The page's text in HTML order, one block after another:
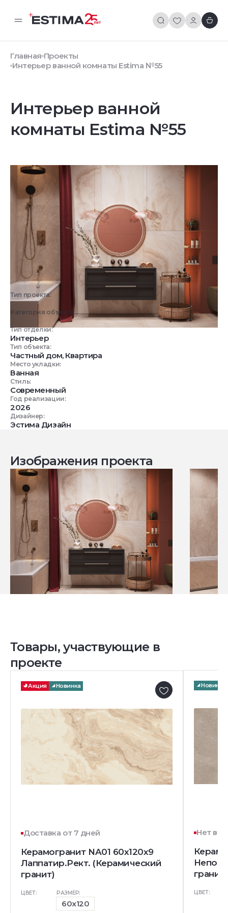
Главная Проекты
Интерьер ванной комнаты Estima №55
Интерьер ванной
комнаты Estima №55
Тип проекта:
3D визуализация
Категория объекта:
Жилые объекты
Тип отделки:
Интерьер
Тип объекта:
Частный дом, Квартира
Место укладки:
Ванная
Стиль:
Современный
Год реализации:
2026
Дизайнер:
Эстима Дизайн
Изображения проекта
Товары, участвующие в
проекте
Акция Новинка
Доставка от 7 дней
Керамогранит NA01 60x120x9
Лаппатир.Рект. (Керамический
гранит)
ЦВЕТ: РАЗМЕР:
60x120
Новинка
Нет в
гранит)
ЦВЕТ: